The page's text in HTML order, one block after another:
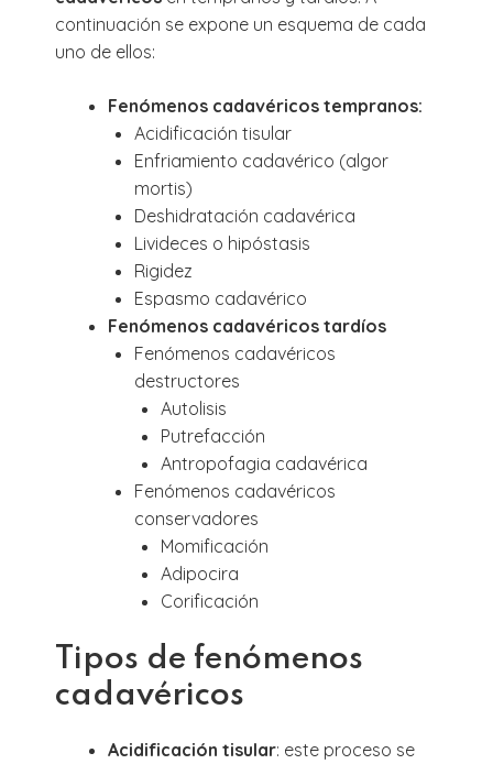
continuación se expone un esquema de cada
uno de ellos:
Fenómenos cadavéricos tempranos:
Acidificación tisular
Enfriamiento cadavérico (algor
mortis)
Deshidratación cadavérica
Livideces o hipóstasis
Rigidez
Espasmo cadavérico
Fenómenos cadavéricos tardíos
Fenómenos cadavéricos
destructores
Autolisis
Putrefacción
Antropofagia cadavérica
Fenómenos cadavéricos
conservadores
Momificación
Adipocira
Corificación
Tipos de fenómenos
cadavéricos
Acidificación tisular: este proceso se